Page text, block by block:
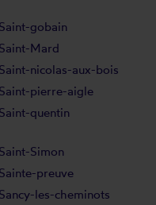
Saint-gobain
Saint-Mard
Saint-nicolas-aux-bois
Saint-pierre-aigle
Saint-quentin
Saint-Simon
Sainte-preuve
Sancy-les-cheminots